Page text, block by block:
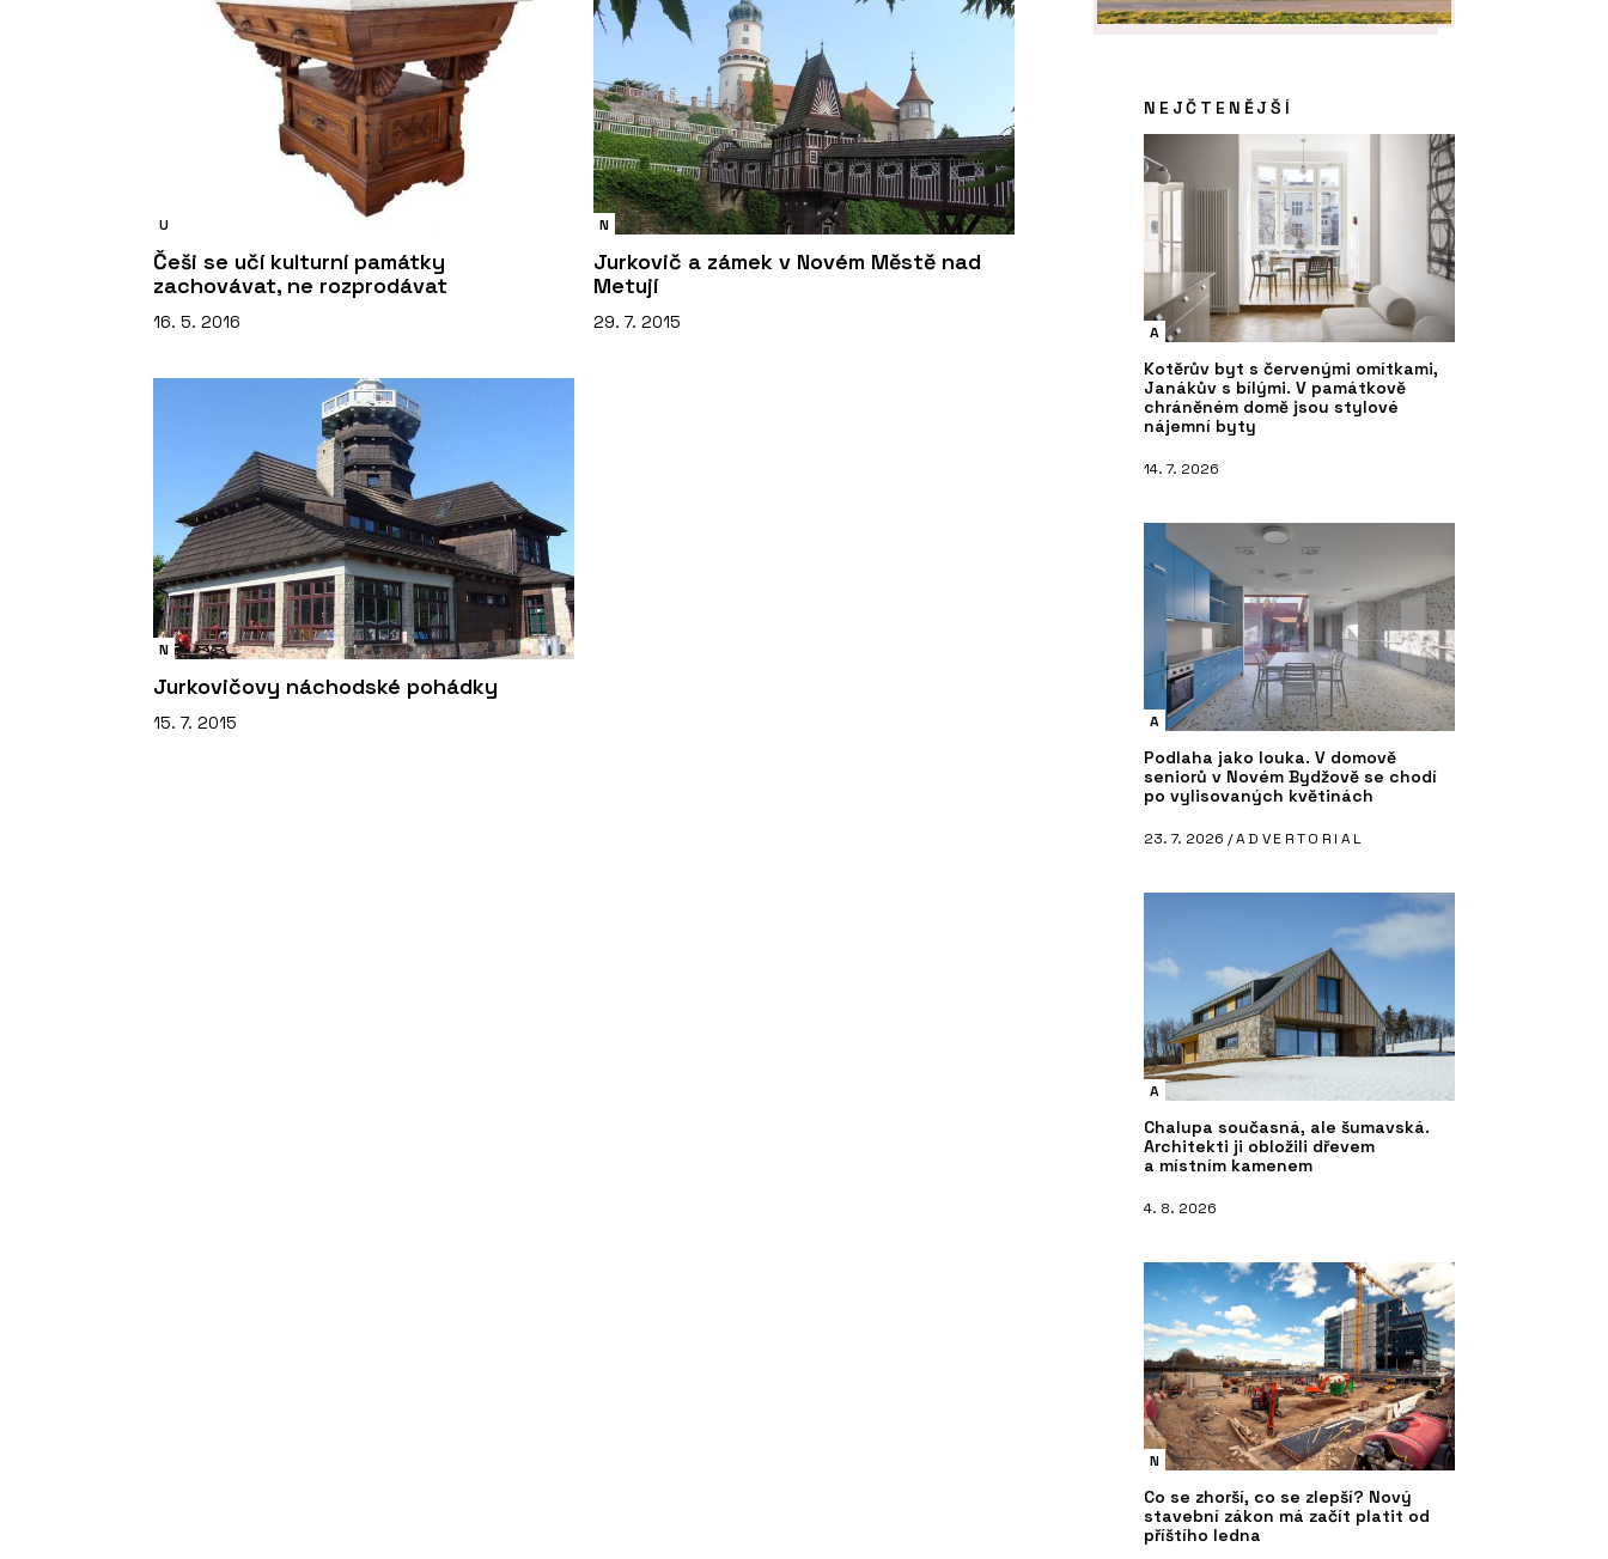
U
Češi se učí kulturní památky
zachovávat, ne rozprodávat
16. 5. 2016
N
Jurkovič a zámek v Novém Městě nad
Metují
29. 7. 2015
N
Jurkovičovy náchodské pohádky
15. 7. 2015
NEJČTENĚJŠÍ
A
Kotěrův byt s červenými omítkami,
Janákův s bílými. V památkově
chráněném domě jsou stylové
nájemní byty
14. 7. 2026
A
Podlaha jako louka. V domově
seniorů v Novém Bydžově se chodí
po vylisovaných květinách
23. 7. 2026 /ADVERTORIAL
A
Chalupa současná, ale šumavská.
Architekti ji obložili dřevem
a místním kamenem
4. 8. 2026
N
Co se zhorší, co se zlepší? Nový
stavební zákon má začít platit od
příštího ledna